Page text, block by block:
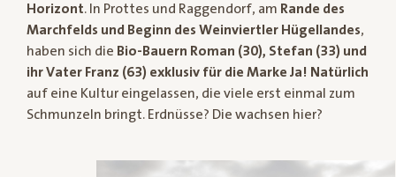
Horizont. In Prottes und Raggendorf, am Rande des
Marchfelds und Beginn des Weinviertler Hügellandes,
haben sich die Bio-Bauern Roman (30), Stefan (33) und
ihr Vater Franz (63) exklusiv für die Marke Ja! Natürlich
auf eine Kultur eingelassen, die viele erst einmal zum
Schmunzeln bringt. Erdnüsse? Die wachsen hier?